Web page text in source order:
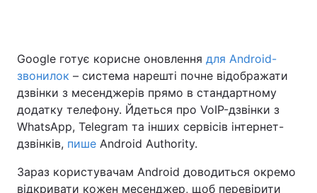
Google готує корисне оновлення для Android-
звонилок – система нарешті почне відображати
дзвінки з месенджерів прямо в стандартному
додатку телефону. Йдеться про VoIP-дзвінки з
WhatsApp, Telegram та інших сервісів інтернет-
дзвінків, пише Android Authority.
Зараз користувачам Android доводиться окремо
відкривати кожен месенджер, щоб перевірити